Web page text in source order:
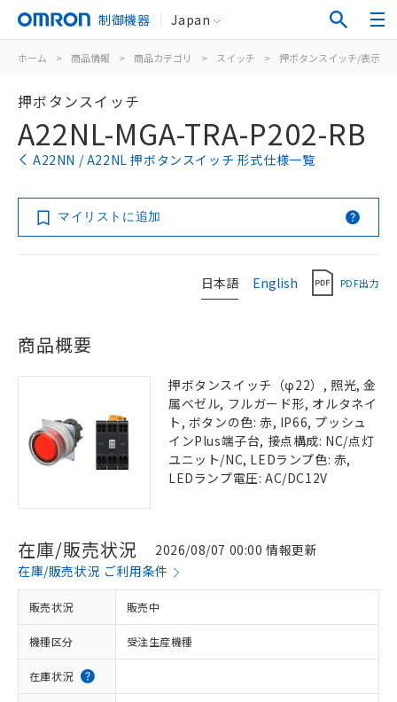
制御機器 Japan
ホーム > 商品情報 > 商品カテゴリ > スイッチ > 押ボタンスイッチ/表示灯
押ボタンスイッチ
A22NL-MGA-TRA-P202-RB
A22NN / A22NL 押ボタンスイッチ 形式仕様一覧
マイリストに追加
日本語 English PDF出力
商品概要
押ボタンスイッチ（φ22）, 照光, 金
属ベゼル, フルガード形, オルタネイ
ト, ボタンの色: 赤, IP66, プッシュ
インPlus端子台, 接点構成: NC/点灯
ユニット/NC, LEDランプ色: 赤,
LEDランプ電圧: AC/DC12V
在庫/販売状況
2026/08/07 00:00 情報更新
在庫/販売状況 ご利用条件
販売状況 販売中
機種区分 受注生産機種
在庫状況